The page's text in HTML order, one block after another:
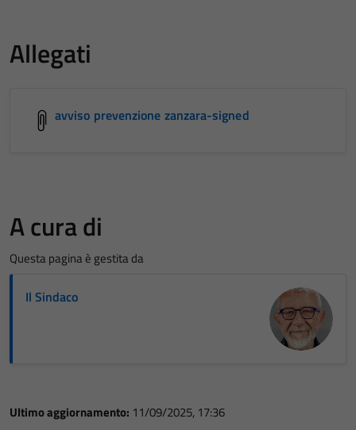
Allegati
avviso prevenzione zanzara-signed
A cura di
Questa pagina è gestita da
Il Sindaco
Ultimo aggiornamento: 11/09/2025, 17:36